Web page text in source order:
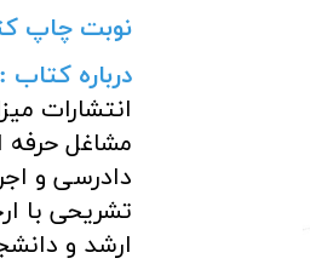
نوبت چاپ
درباره
انتشارات
مشاغل حرفه
دادرسی و
تشریحی با
ارشد و